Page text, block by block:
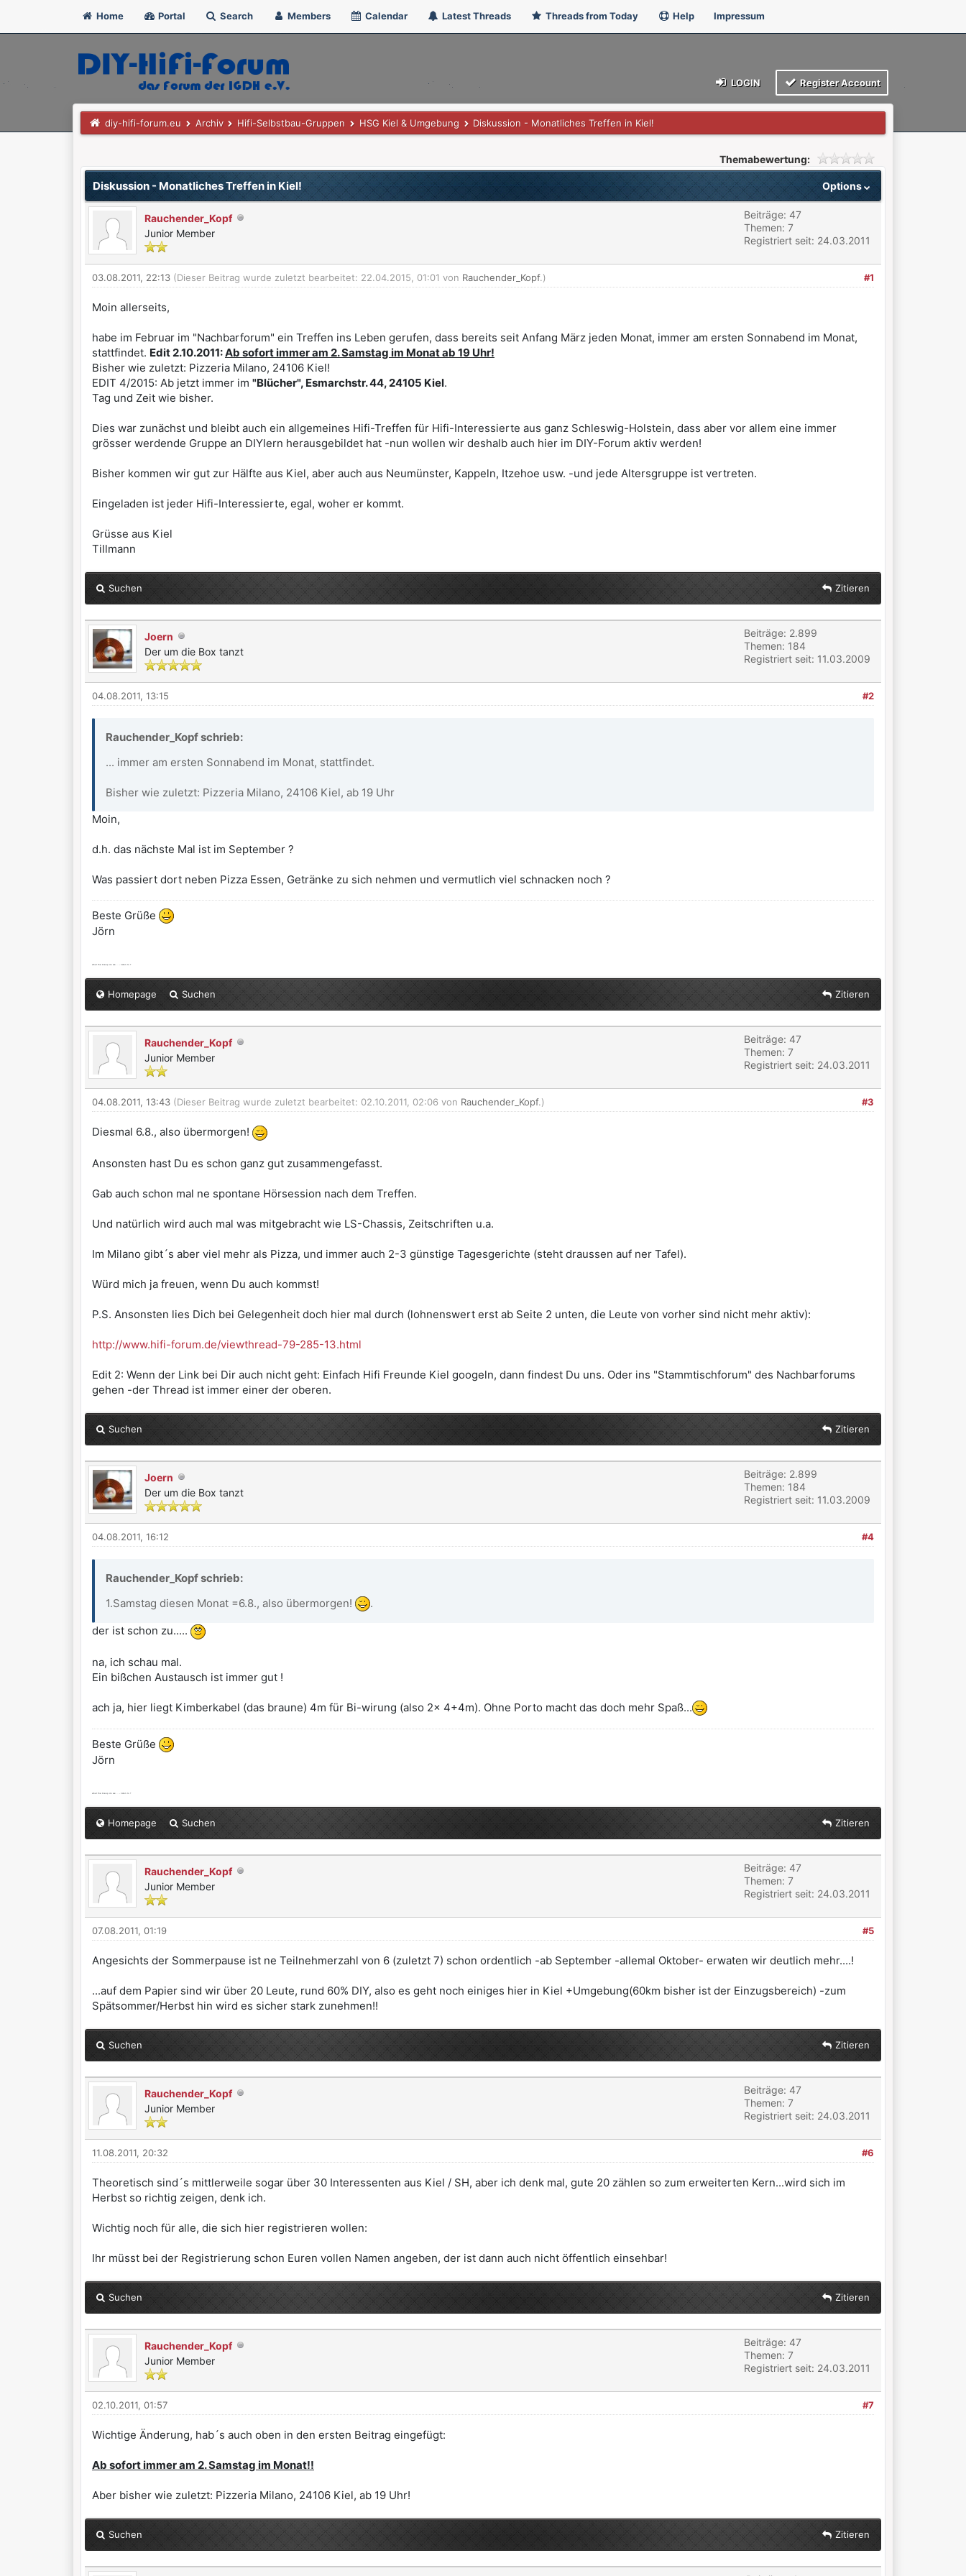
Home Portal Search Members Calendar Latest Threads Threads from Today Help Impressum
LOGIN Register Account
diy-hifi-forum.eu Archiv Hifi-Selbstbau-Gruppen HSG Kiel & Umgebung Diskussion - Monatliches Treffen in Kiel!
Themabewertung:
Options
Diskussion - Monatliches Treffen in Kiel!
Rauchender_Kopf
Junior Member
Beiträge: 47
Themen: 7
Registriert seit: 24.03.2011
#1
03.08.2011, 22:13 (Dieser Beitrag wurde zuletzt bearbeitet: 22.04.2015, 01:01 von Rauchender_Kopf.)
Moin allerseits,
habe im Februar im "Nachbarforum" ein Treffen ins Leben gerufen, dass bereits seit Anfang März jeden Monat, immer am ersten Sonnabend im Monat,
stattfindet. Edit 2.10.2011:Ab sofort immer am 2. Samstag im Monat ab 19 Uhr!
Bisher wie zuletzt: Pizzeria Milano, 24106 Kiel!
EDIT 4/2015: Ab jetzt immer im "Blücher", Esmarchstr. 44, 24105 Kiel.
Tag und Zeit wie bisher.
Dies war zunächst und bleibt auch ein allgemeines Hifi-Treffen für Hifi-Interessierte aus ganz Schleswig-Holstein, dass aber vor allem eine immer
grösser werdende Gruppe an DIYlern herausgebildet hat -nun wollen wir deshalb auch hier im DIY-Forum aktiv werden!
Bisher kommen wir gut zur Hälfte aus Kiel, aber auch aus Neumünster, Kappeln, Itzehoe usw. -und jede Altersgruppe ist vertreten.
Eingeladen ist jeder Hifi-Interessierte, egal, woher er kommt.
Grüsse aus Kiel
Tillmann
Suchen Zitieren
Joern
Der um die Box tanzt
Beiträge: 2.899
Themen: 184
Registriert seit: 11.03.2009
#2
04.08.2011, 13:15
Rauchender_Kopf schrieb:
... immer am ersten Sonnabend im Monat, stattfindet.
Bisher wie zuletzt: Pizzeria Milano, 24106 Kiel, ab 19 Uhr
Moin,
d.h. das nächste Mal ist im September ?
Was passiert dort neben Pizza Essen, Getränke zu sich nehmen und vermutlich viel schnacken noch ?
Beste Grüße
Jörn
what the bleep do we ... - listen to ?
Homepage Suchen Zitieren
Rauchender_Kopf
Junior Member
Beiträge: 47
Themen: 7
Registriert seit: 24.03.2011
#3
04.08.2011, 13:43 (Dieser Beitrag wurde zuletzt bearbeitet: 02.10.2011, 02:06 von Rauchender_Kopf.)
Diesmal 6.8., also übermorgen!
Ansonsten hast Du es schon ganz gut zusammengefasst.
Gab auch schon mal ne spontane Hörsession nach dem Treffen.
Und natürlich wird auch mal was mitgebracht wie LS-Chassis, Zeitschriften u.a.
Im Milano gibt´s aber viel mehr als Pizza, und immer auch 2-3 günstige Tagesgerichte (steht draussen auf ner Tafel).
Würd mich ja freuen, wenn Du auch kommst!
P.S. Ansonsten lies Dich bei Gelegenheit doch hier mal durch (lohnenswert erst ab Seite 2 unten, die Leute von vorher sind nicht mehr aktiv):
http://www.hifi-forum.de/viewthread-79-285-13.html
Edit 2: Wenn der Link bei Dir auch nicht geht: Einfach Hifi Freunde Kiel googeln, dann findest Du uns. Oder ins "Stammtischforum" des Nachbarforums
gehen -der Thread ist immer einer der oberen.
Suchen Zitieren
Joern
Der um die Box tanzt
Beiträge: 2.899
Themen: 184
Registriert seit: 11.03.2009
#4
04.08.2011, 16:12
Rauchender_Kopf schrieb:
1.Samstag diesen Monat =6.8., also übermorgen!
.
der ist schon zu.....
na, ich schau mal.
Ein bißchen Austausch ist immer gut !
ach ja, hier liegt Kimberkabel (das braune) 4m für Bi-wirung (also 2x 4+4m). Ohne Porto macht das doch mehr Spaß...
Beste Grüße
Jörn
what the bleep do we ... - listen to ?
Homepage Suchen Zitieren
Rauchender_Kopf
Junior Member
Beiträge: 47
Themen: 7
Registriert seit: 24.03.2011
#5
07.08.2011, 01:19
Angesichts der Sommerpause ist ne Teilnehmerzahl von 6 (zuletzt 7) schon ordentlich -ab September -allemal Oktober- erwaten wir deutlich mehr....!
...auf dem Papier sind wir über 20 Leute, rund 60% DIY, also es geht noch einiges hier in Kiel +Umgebung(60km bisher ist der Einzugsbereich) -zum
Spätsommer/Herbst hin wird es sicher stark zunehmen!!
Suchen Zitieren
Rauchender_Kopf
Junior Member
Beiträge: 47
Themen: 7
Registriert seit: 24.03.2011
#6
11.08.2011, 20:32
Theoretisch sind´s mittlerweile sogar über 30 Interessenten aus Kiel / SH, aber ich denk mal, gute 20 zählen so zum erweiterten Kern...wird sich im
Herbst so richtig zeigen, denk ich.
Wichtig noch für alle, die sich hier registrieren wollen:
Ihr müsst bei der Registrierung schon Euren vollen Namen angeben, der ist dann auch nicht öffentlich einsehbar!
Suchen Zitieren
Rauchender_Kopf
Junior Member
Beiträge: 47
Themen: 7
Registriert seit: 24.03.2011
#7
02.10.2011, 01:57
Wichtige Änderung, hab´s auch oben in den ersten Beitrag eingefügt:
Ab sofort immer am 2. Samstag im Monat!!
Aber bisher wie zuletzt: Pizzeria Milano, 24106 Kiel, ab 19 Uhr!
Suchen Zitieren